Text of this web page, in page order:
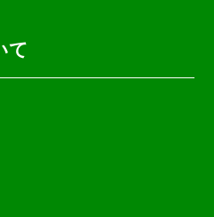
て